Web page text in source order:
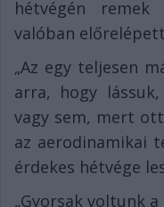
hétvégén
valóban
„Az egy teljesen
arra, hogy
vagy sem, mert
az aerodinamikai
érdekes hétvége
„Gyorsak voltunk